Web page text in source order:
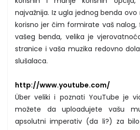
najvažnija. Iz ugla jednog benda
korisno jer čim formirate vaš
vašeg benda, velika je
stranice i vaša muzika redovno
slušalaca.
http://www.youtube.com/
Über veliki i poznati YouTube je
možete da uploadujete vašu
apsolutni imperativ (da li?) za